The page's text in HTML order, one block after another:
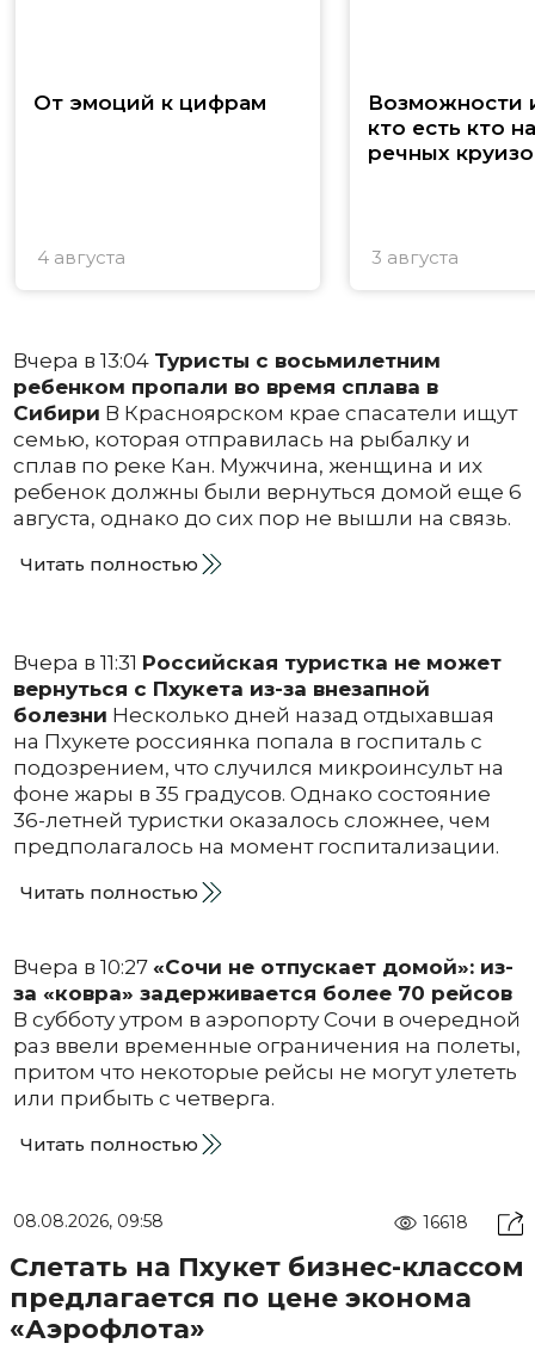
От эмоций к цифрам
4 августа
Возможности
кто есть кто
речных
3 августа
Вчера в 13:04 Туристы с восьмилетним
ребенком пропали во время сплава в
Сибири В Красноярском крае спасатели ищут
семью, которая отправилась на рыбалку и
сплав по реке Кан. Мужчина, женщина и их
ребенок должны были вернуться домой еще 6
августа, однако до сих пор не вышли на связь.
Читать полностью
Вчера в 11:31 Российская туристка не может
вернуться с Пхукета из-за внезапной
болезни Несколько дней назад отдыхавшая
на Пхукете россиянка попала в госпиталь с
подозрением, что случился микроинсульт на
фоне жары в 35 градусов. Однако состояние
36-летней туристки оказалось сложнее, чем
предполагалось на момент госпитализации.
Читать полностью
Вчера в 10:27 «Сочи не отпускает домой»: из-
за «ковра» задерживается более 70 рейсов
В субботу утром в аэропорту Сочи в очередной
раз ввели временные ограничения на полеты,
притом что некоторые рейсы не могут улететь
или прибыть с четверга.
Читать полностью
08.08.2026, 09:58 16618
Слетать на Пхукет бизнес-классом
предлагается по цене эконома
«Аэрофлота»